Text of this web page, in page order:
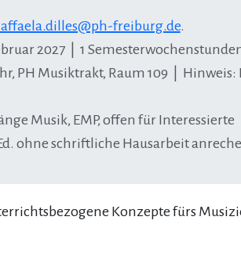
freiburg.de.
2027 | 1
PH Musiktrakt, Raum 109 | Hinweis:
Musik, EMP, offen für Interessierte
ohne schriftliche Hausarbeit
Konzepte fürs